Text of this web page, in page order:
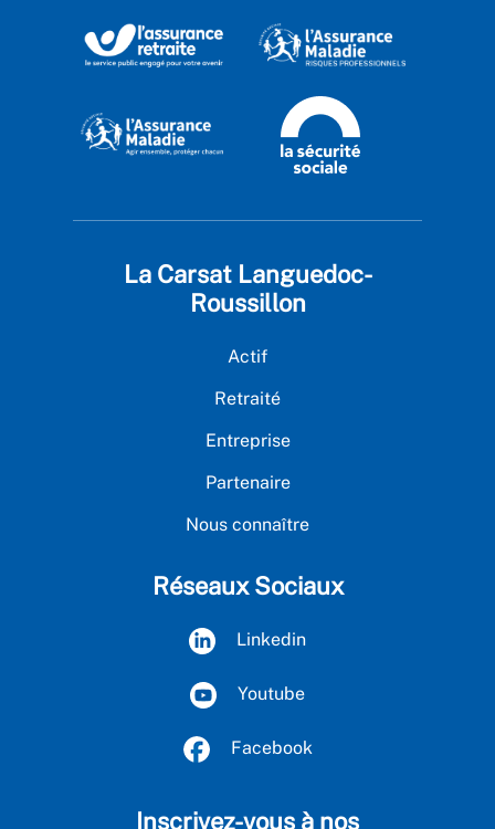
La Carsat Languedoc-
Roussillon
Actif
Retraité
Entreprise
Partenaire
Nous connaître
Réseaux Sociaux
Linkedin
Youtube
Facebook
Inscrivez-vous à nos